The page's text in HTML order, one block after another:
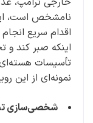
نامشخص است،
اقدام سریع
اینکه صبر کند و
تأسیسات هسته‌ای
نمونه‌ای از این
شخصی‌سازی